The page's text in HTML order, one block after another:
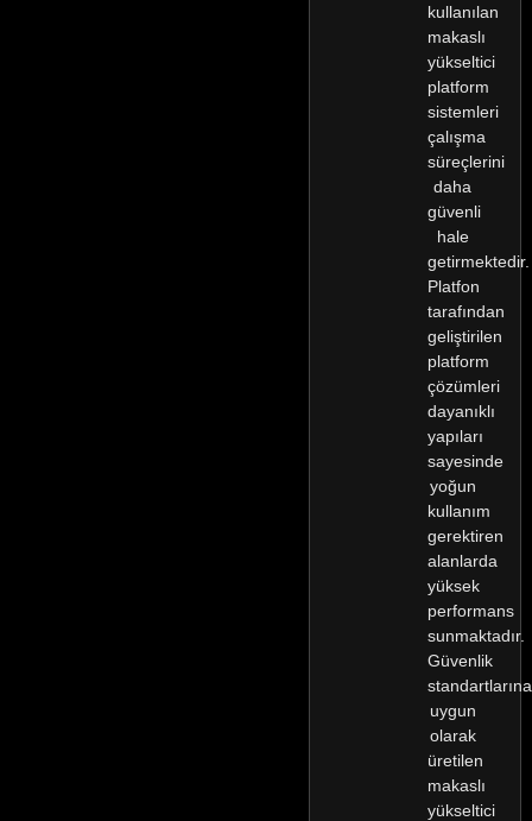
kullanılan
makaslı
yükseltici
platform
sistemleri
çalışma
süreçlerini
daha
güvenli
hale
getirmektedir.
Platfon
tarafından
geliştirilen
platform
çözümleri
dayanıklı
yapıları
sayesinde
yoğun
kullanım
gerektiren
alanlarda
yüksek
performans
sunmaktadır.
Güvenlik
standartlarına
uygun
olarak
üretilen
makaslı
yükseltici